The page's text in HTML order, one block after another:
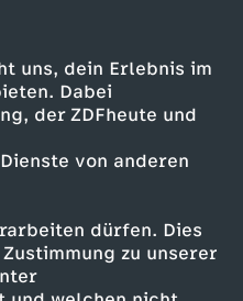
uns, dein Erlebnis im
Dabei
der ZDFheute und
von anderen
dürfen. Dies
zu unserer
die
daran
die in
aber auch
die
neben
Die